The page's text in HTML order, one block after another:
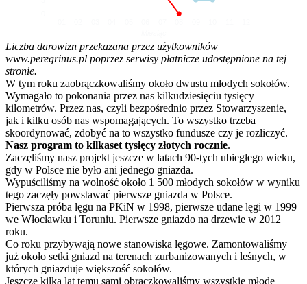
Liczba darowizn przekazana przez użytkowników
www.peregrinus.pl poprzez serwisy płatnicze udostępnione na tej
stronie.
W tym roku zaobrączkowaliśmy około dwustu młodych sokołów.
Wymagało to pokonania przez nas kilkudziesięciu tysięcy
kilometrów. Przez nas, czyli bezpośrednio przez Stowarzyszenie,
jak i kilku osób nas wspomagających. To wszystko trzeba
skoordynować, zdobyć na to wszystko fundusze czy je rozliczyć.
Nasz program to kilkaset tysięcy złotych rocznie.
Zaczęliśmy nasz projekt jeszcze w latach 90-tych ubiegłego wieku,
gdy w Polsce nie było ani jednego gniazda.
Wypuściliśmy na wolność około 1 500 młodych sokołów w wyniku
tego zaczęły powstawać pierwsze gniazda w Polsce.
Pierwsza próba lęgu na PKiN w 1998, pierwsze udane lęgi w 1999
we Włocławku i Toruniu. Pierwsze gniazdo na drzewie w 2012
roku.
Co roku przybywają nowe stanowiska lęgowe. Zamontowaliśmy
już około setki gniazd na terenach zurbanizowanych i leśnych, w
których gniazduje większość sokołów.
Jeszcze kilka lat temu sami obrączkowaliśmy wszystkie młode